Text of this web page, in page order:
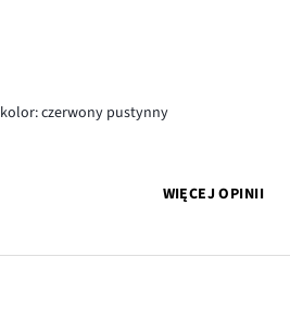
kolor: czerwony pustynny
WIĘCEJ OPINII